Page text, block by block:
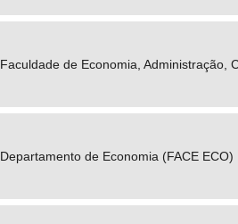
Faculdade de Economia, Administração,
Departamento de Economia (FACE ECO)